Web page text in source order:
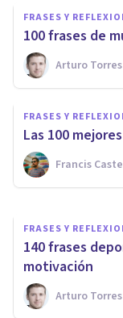
FRASES Y
100 frases de
Arturo Torres
FRASES Y
Las 100
Francis
FRASES Y
90 frases
Jaime
César Juárez
FRASES Y
140 frases
motivación
Arturo Torres